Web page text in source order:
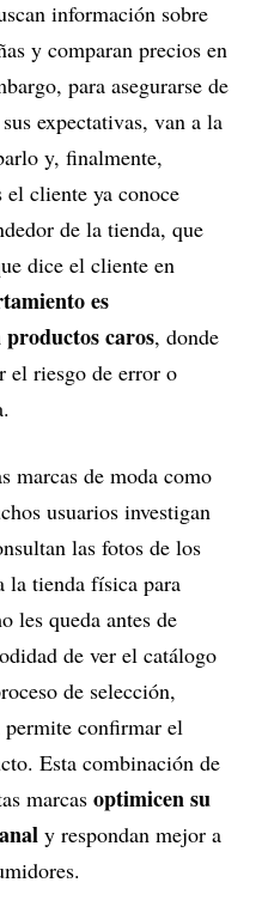
información sobre
y comparan precios en
para asegurarse de
expectativas, van a la
y, finalmente,
el cliente ya conoce
de la tienda, que
dice el cliente en
es
caros, donde
el riesgo de error o
marcas de moda como
usuarios investigan
las fotos de los
la tienda física para
les queda antes de
de ver el catálogo
de selección,
confirmar el
Esta combinación de
marcas optimicen su
y respondan mejor a